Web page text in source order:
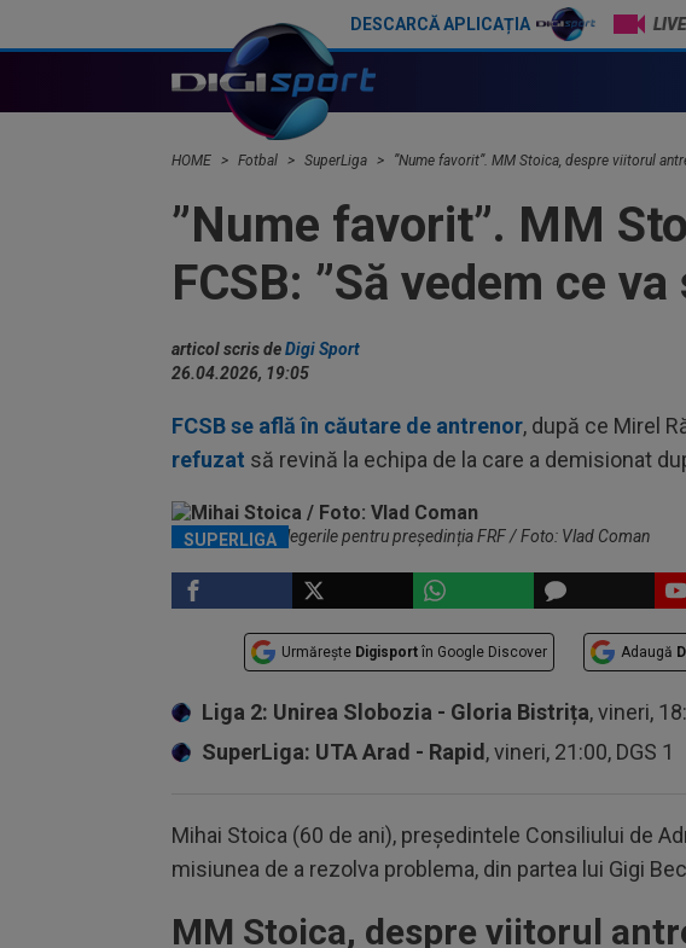
DESCARCĂ APLICAȚIA
HOME Fotbal SuperLiga ”Nume favorit”. MM Stoica, despre viitorul
”Nume favorit”. MM
FCSB: ”Să vedem ce
articol scris deDigi Sport
26.04.2026, 19:05
FCSB se află în căutare de antrenor, după ce Mirel
refuzat să revină la echipa de la care a demisionat
SUPERLIGA
Mihai Stoica la alegerile pentru președinția FRF / Foto: Vlad Coman
Urmărește Digisport în Google Discover Adaugă
Liga 2: Unirea Slobozia - Gloria Bistrița, vineri,
SuperLiga: UTA Arad - Rapid , vineri, 21:00, DGS 1
Mihai Stoica (60 de ani), președintele Consiliului de
misiunea de a rezolva problema, din partea lui Gigi
MM Stoica, despre viitorul